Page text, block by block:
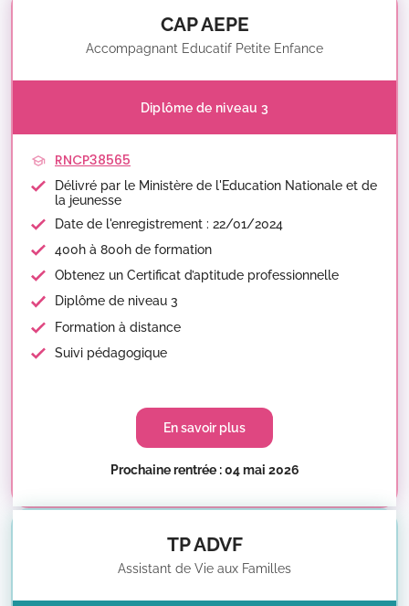
CAP AEPE
Accompagnant Educatif Petite Enfance
Diplôme de niveau 3
RNCP38565
Délivré par le Ministère de l'Education Nationale et de
la jeunesse
Date de l'enregistrement : 22/01/2024
400h à 800h de formation
Obtenez un Certificat d’aptitude professionnelle
Diplôme de niveau 3
Formation à distance
Suivi pédagogique
En savoir plus
Prochaine rentrée : 04 mai 2026
TP ADVF
Assistant de Vie aux Familles